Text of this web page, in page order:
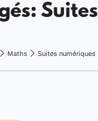
Suites
Maths Suites numériques